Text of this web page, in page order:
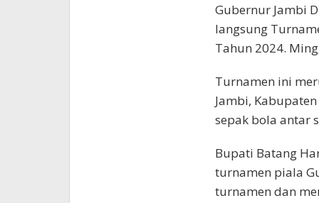
Gubernur Jambi
langsung
Tahun 2024.
Turnamen ini
Jambi,
sepak bola antar
Bupati Batang
turnamen piala
turnamen dan